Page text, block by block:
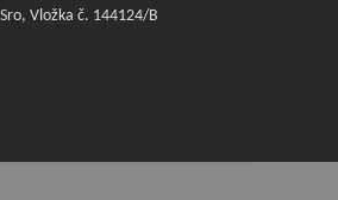
Vložka č. 144124/B